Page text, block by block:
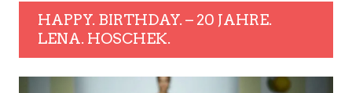
HAPPY. BIRTHDAY. – 20 JAHRE.
LENA. HOSCHEK.